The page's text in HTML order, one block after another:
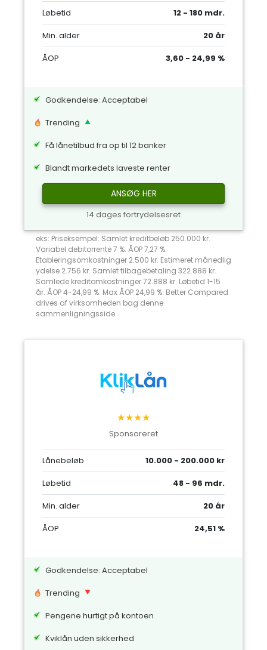
Løbetid
12 - 180 mdr.
Min. alder
20 år
ÅOP
3,60 - 24,99 %
Godkendelse: Acceptabel
Trending
Få lånetilbud fra op til 12 banker
Blandt markedets laveste renter
ANSØG HER
14 dages fortrydelsesret
eks: Priseksempel: Samlet kreditbeløb 250.000 kr.
Variabel debitorrente 7 %. ÅOP 7,27 %.
Etableringsomkostninger 2.500 kr. Estimeret månedlig
ydelse 2.756 kr. Samlet tilbagebetaling 322.888 kr.
Samlede kreditomkostninger 72.888 kr. Løbetid 1-15
år. ÅOP 4-24,99 %. Max ÅOP 24,99 %. Better Compared
drives af virksomheden bag denne
sammenligningsside.
★★★★
Sponsoreret
Lånebeløb
10.000 - 200.000 kr
Løbetid
48 - 96 mdr.
Min. alder
20 år
ÅOP
24,51 %
Godkendelse: Acceptabel
Trending
Pengene hurtigt på kontoen
Kviklån uden sikkerhed